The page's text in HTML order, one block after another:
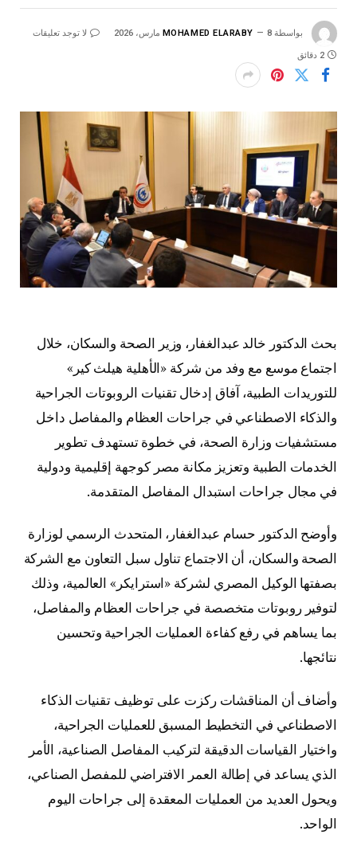
بواسطة MOHAMED ELARABY 8 مارس، 2026 لا توجد تعليقات
2 دقائق
بحث الدكتور خالد عبدالغفار، وزير الصحة والسكان، خلال
اجتماع موسع مع وفد من شركة «الأهلية هيلث كير»
للتوريدات الطبية، آفاق إدخال تقنيات الروبوتات الجراحية
والذكاء الاصطناعي في جراحات العظام والمفاصل داخل
مستشفيات وزارة الصحة، في خطوة تستهدف تطوير
الخدمات الطبية وتعزيز مكانة مصر كوجهة إقليمية ودولية
في مجال جراحات استبدال المفاصل المتقدمة.
وأوضح الدكتور حسام عبدالغفار، المتحدث الرسمي لوزارة
الصحة والسكان، أن الاجتماع تناول سبل التعاون مع الشركة
بصفتها الوكيل المصري لشركة «استرايكر» العالمية، وذلك
لتوفير روبوتات متخصصة في جراحات العظام والمفاصل،
بما يساهم في رفع كفاءة العمليات الجراحية وتحسين
نتائجها.
وأضاف أن المناقشات ركزت على توظيف تقنيات الذكاء
الاصطناعي في التخطيط المسبق للعمليات الجراحية،
واختيار القياسات الدقيقة لتركيب المفاصل الصناعية، الأمر
الذي يساعد في إطالة العمر الافتراضي للمفصل الصناعي،
ويحول العديد من العمليات المعقدة إلى جراحات اليوم
الواحد.